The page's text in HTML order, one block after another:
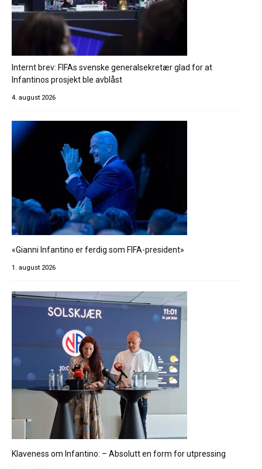
Internt brev: FIFAs svenske generalsekretær glad for at
Infantinos prosjekt ble avblåst
4. august 2026
«Gianni Infantino er ferdig som FIFA-president»
1. august 2026
Klaveness om Infantino: – Absolutt en form for utpressing